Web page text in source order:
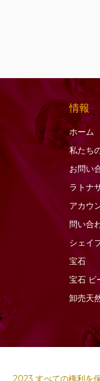
スモー
セミプ
ソーダ
ソンゲ
ターコ
タイガ
ダイヤ
タンザ
ツァボ
トルマ
ネイビ
ドニー
ネフラ
バイカ
ハニー
パフダ
ファセ
ファセ
ト
ファセ
ファセ
ファセ
ファン
フラッ
レット
フラッ
プレー
プレー
ぽっち
ート
ぽっち
リオレ
ポリゴ
情報
ホーム
私たち
お問い
ラトナ
アカウ
問い合
シェイ
宝石
宝石ビ
卸売天
2023 すべての権利を